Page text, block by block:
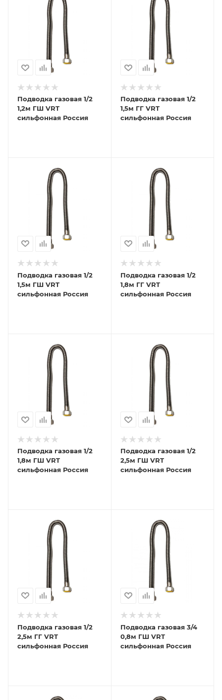
Подводка газовая 1/2
1,2м ГШ VRT
сильфонная Россия
Подводка газовая 1/2
1,5м ГГ VRT
сильфонная Россия
Подводка газовая 1/2
1,5м ГШ VRT
сильфонная Россия
Подводка газовая 1/2
1,8м ГГ VRT
сильфонная Россия
Подводка газовая 1/2
1,8м ГШ VRT
сильфонная Россия
Подводка газовая 1/2
2,5м ГШ VRT
сильфонная Россия
Подводка газовая 1/2
2,5м ГГ VRT
сильфонная Россия
Подводка газовая 3/4
0,8м ГШ VRT
сильфонная Россия